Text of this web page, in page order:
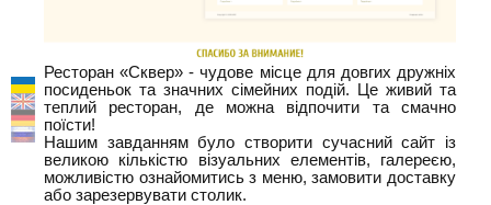
Ресторан «Сквер» - чудове місце для довгих дружніх
посиденьок та значних сімейних подій. Це живий та
теплий ресторан, де можна відпочити та смачно
поїсти!
Нашим завданням було створити сучасний сайт із
великою кількістю візуальних елементів, галереєю,
можливістю ознайомитись з меню, замовити доставку
або зарезервувати столик.